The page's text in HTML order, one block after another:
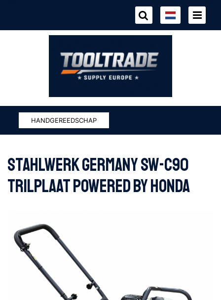
HANDGEREEDSCHAP
Stahlwerk Germany SW-C90
Trilplaat Powered by HONDA